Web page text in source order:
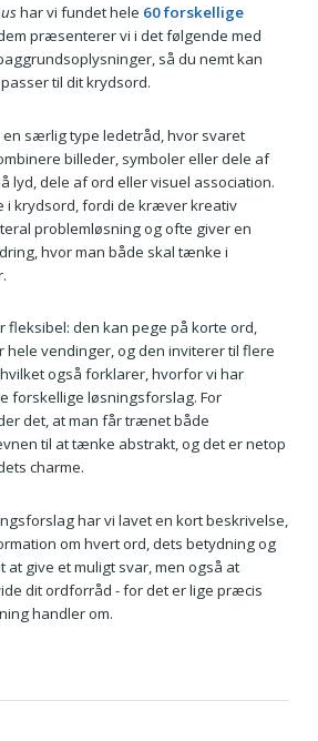
har vi fundet hele 60 forskellige
præsenterer vi i det følgende med
så du nemt kan
til dit krydsord.
en særlig type ledetråd, hvor svaret
billeder, symboler eller dele af
lyd, dele af ord eller visuel association.
i krydsord, fordi de kræver kreativ
problemløsning og ofte giver en
hvor man både skal tænke i
fleksibel: den kan pege på korte ord,
hele vendinger, og den inviterer til flere
også forklarer, hvorfor vi har
forskellige løsningsforslag. For
det, at man får trænet både
til at tænke abstrakt, og det er netop
charme.
har vi lavet en kort beskrivelse,
om hvert ord, dets betydning og
at give et muligt svar, men også at
dit ordforråd - for det er lige præcis
handler om.